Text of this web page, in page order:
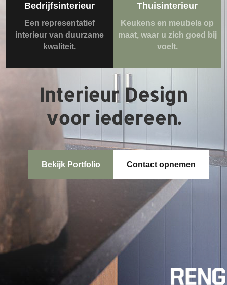
Bedrijfsinterieur
Een representatief
interieur van duurzame
kwaliteit.
Thuisinterieur
Keukens en meubels op
maat, waar u zich goed bij
voelt.
Interieur Design
voor iedereen.
Bekijk Portfolio Contact opnemen